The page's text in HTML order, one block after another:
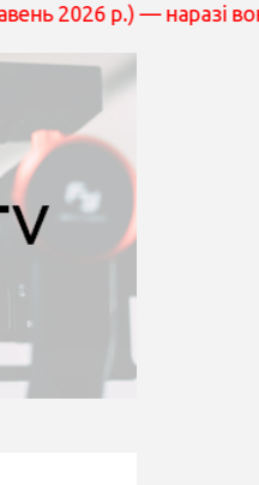
р.) — наразі